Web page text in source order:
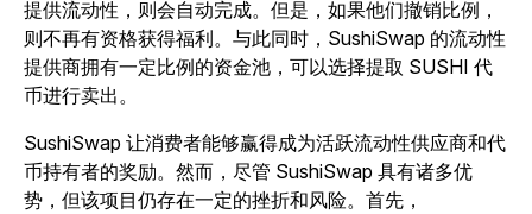
提供流动性，则会自动完成。但是，如果他们撤销比例，
则不再有资格获得福利。与此同时，SushiSwap 的流动性
提供商拥有一定比例的资金池，可以选择提取 SUSHI 代
币进行卖出。
SushiSwap 让消费者能够赢得成为活跃流动性供应商和代
币持有者的奖励。然而，尽管 SushiSwap 具有诸多优
势，但该项目仍存在一定的挫折和风险。首先，